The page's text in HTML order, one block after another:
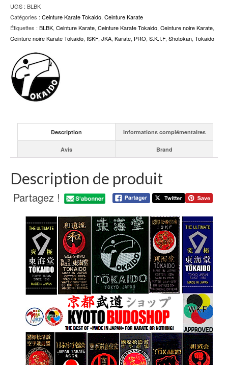
UGS : BLBK
Catégories : Ceinture Karate Tokaido, Ceinture Karate
Étiquettes : BLBK, Ceinture Karate, Ceinture Karate Tokaido, Ceinture noire Karate,
Ceinture noire Karate Tokaido, ISKF, JKA, Karate, PRO, S.K.I.F, Shotokan, Tokaido
Description Informations complémentaires
Avis Brand
Description de produit
Partagez !